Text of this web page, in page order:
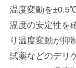
温度変動を
温度の安定性を
り温度変動が抑
試薬などのデリ